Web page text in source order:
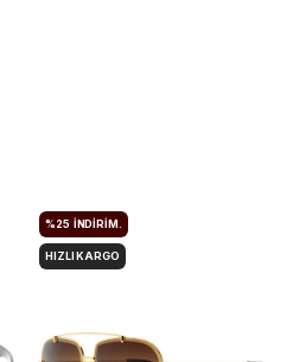
%25 İNDIRIM.
HIZLI KARGO